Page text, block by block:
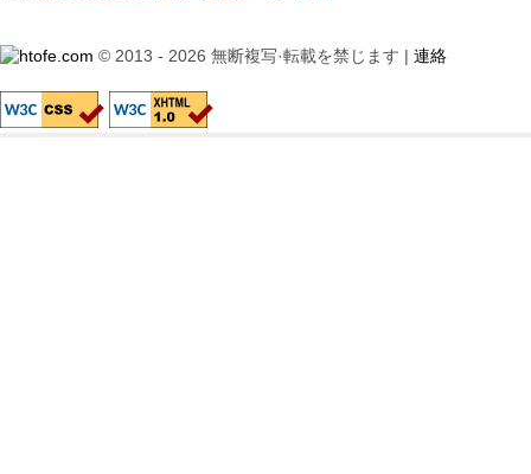
© 2013 - 2026 無断複写·転載を禁じます | 連絡